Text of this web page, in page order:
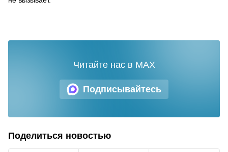
Подписывайтесь
Читайте нас в MAX
Поделиться новостью